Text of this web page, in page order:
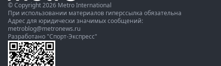
© Copyright 2026 Metro International
При использовании материалов гиперссылка обязательна
Адрес для юридически значимых сообщений:
metroblog@metronews.ru
Разработано "Спорт-Экспресс"